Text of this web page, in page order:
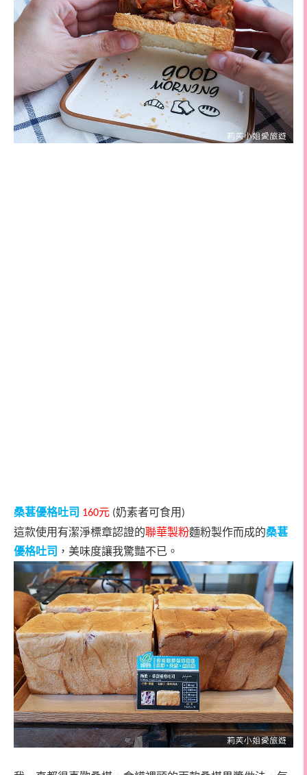
桑葚優格吐司 160元 (奶素者可食用 )
這款使用有潔淨標章認證的聯華製粉麵粉製作而成的桑葚
優格吐司 ，美味度讓我驚豔不已。